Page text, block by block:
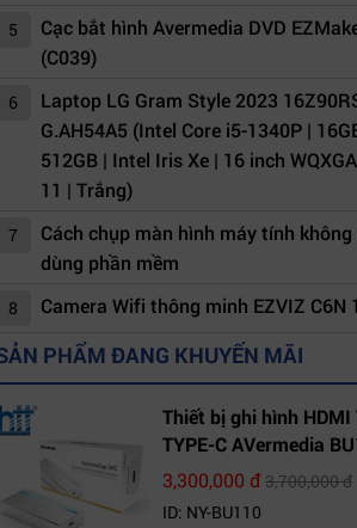
5
Cạc bắt hình Avermedia DVD
(C039)
6
Laptop LG Gram Style 2023
G.AH54A5 (Intel Core i5-1340P |
512GB | Intel Iris Xe | 16 inch
11 | Trắng)
7
Cách chụp màn hình máy tính không
dùng phần mềm
8 Camera Wifi thông minh EZVIZ C6N
PHẨM ĐANG KHUYẾN MÃI
Thiết bị ghi hình HDMI
TYPE-C AVermedia
3,300,000 đ3,700,000 đ
ID: NY-BU110